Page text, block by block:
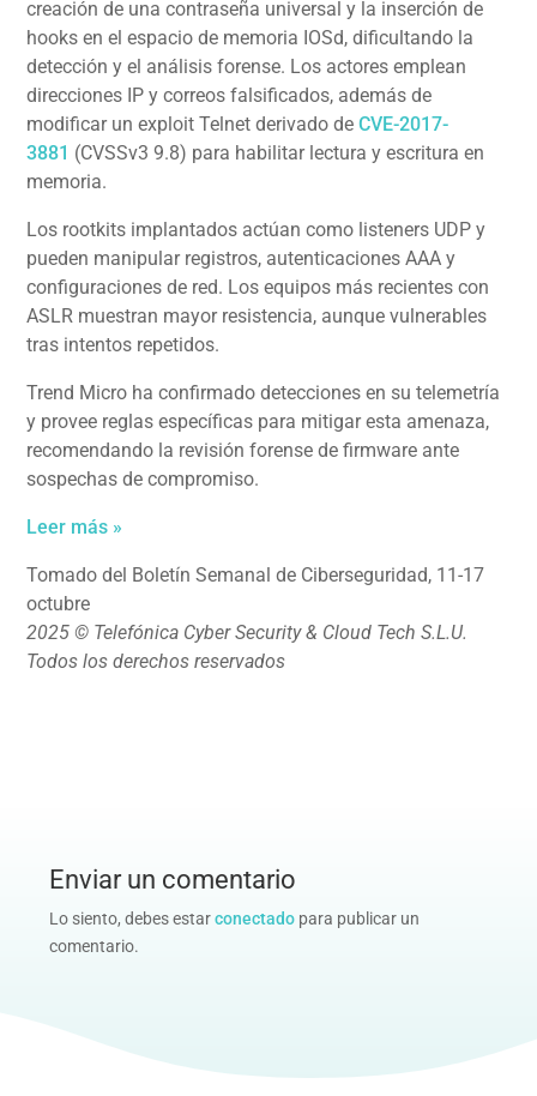
creación de una contraseña universal y la inserción de
hooks en el espacio de memoria IOSd, dificultando la
detección y el análisis forense. Los actores emplean
direcciones IP y correos falsificados, además de
modificar un exploit Telnet derivado deCVE-2017-
3881 (CVSSv3 9.8) para habilitar lectura y escritura en
memoria.
Los rootkits implantados actúan como listeners UDP y
pueden manipular registros, autenticaciones AAA y
configuraciones de red. Los equipos más recientes con
ASLR muestran mayor resistencia, aunque vulnerables
tras intentos repetidos.
Trend Micro ha confirmado detecciones en su telemetría
y provee reglas específicas para mitigar esta amenaza,
recomendando la revisión forense de firmware ante
sospechas de compromiso.
Leer más »
Tomado del Boletín Semanal de Ciberseguridad, 11-17
octubre
2025 © Telefónica Cyber Security & Cloud Tech S.L.U.
Todos los derechos reservados
Enviar un comentario
Lo siento, debes estarconectado para publicar un
comentario.